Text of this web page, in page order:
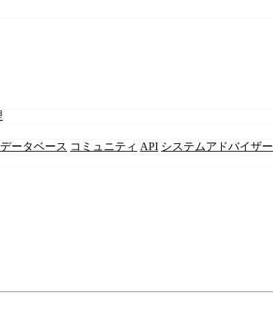
ータベース コミュニティ API システムアドバイザー